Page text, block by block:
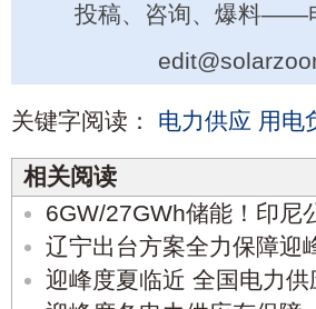
投稿、咨询、爆料——
关键字阅读： 电力供应 用电
相关阅读
6GW/27GWh储能！印尼
辽宁出台方案全力保障迎
迎峰度夏临近 全国电力供